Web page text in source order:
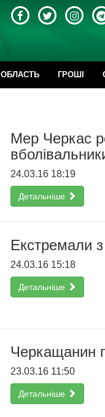
ОБЛАСТЬ ГРОШІ
Мер Черкас
24.03.16 18:19
Детальніше
Екстремали з
24.03.16 15:18
Детальніше
Черкащанин
23.03.16 11:50
Детальніше